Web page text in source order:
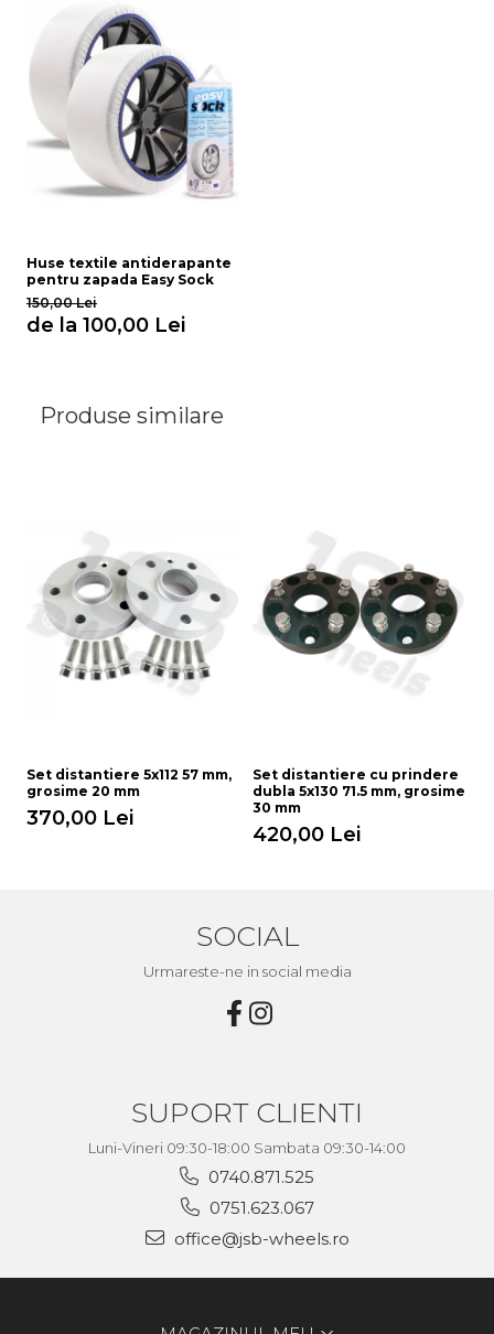
Huse textile antiderapante
pentru zapada Easy Sock
150,00 Lei
de la 100,00 Lei
Produse similare
Set distantiere 5x112 57 mm,
grosime 20 mm
370,00 Lei
Set distantiere cu prindere
dubla 5x130 71.5 mm, grosime
30 mm
420,00 Lei
SOCIAL
Urmareste-ne in social media
SUPORT CLIENTI
Luni-Vineri 09:30-18:00 Sambata 09:30-14:00
0740.871.525
0751.623.067
office@jsb-wheels.ro